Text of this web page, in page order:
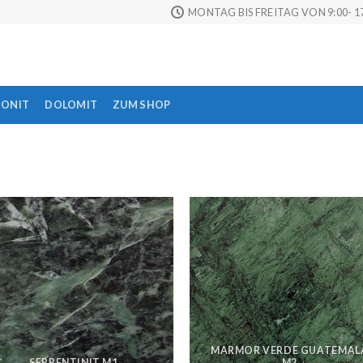
MONTAG BIS FREITAG VON 9:00-
DOLOMIT ZUM SHOP
MARMOR VERDE